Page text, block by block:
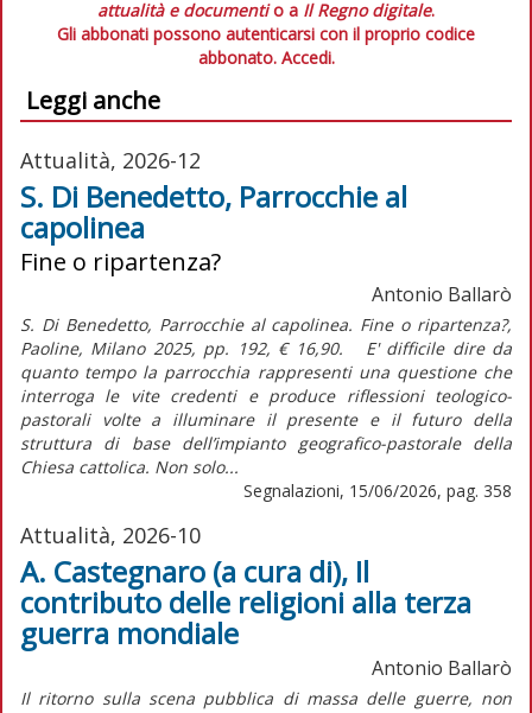
attualità e documentio a Il Regno digitale.
Gli abbonati possono autenticarsi con il proprio codice
abbonato. Accedi.
Leggi anche
Attualità, 2026-12
S. Di Benedetto, Parrocchie al
capolinea
Fine o ripartenza?
Antonio Ballarò
S. Di Benedetto, Parrocchie al capolinea. Fine o ripartenza?,
Paoline, Milano 2025, pp. 192, € 16,90. E' difficile dire da
quanto tempo la parrocchia rappresenti una questione che
interroga le vite credenti e produce riflessioni teologico-
pastorali volte a illuminare il presente e il futuro della
struttura di base dell’impianto geografico-pastorale della
Chiesa cattolica. Non solo...
Segnalazioni, 15/06/2026, pag. 358
Attualità, 2026-10
A. Castegnaro (a cura di), Il
contributo delle religioni alla terza
guerra mondiale
Antonio Ballarò
Il ritorno sulla scena pubblica di massa delle guerre, non